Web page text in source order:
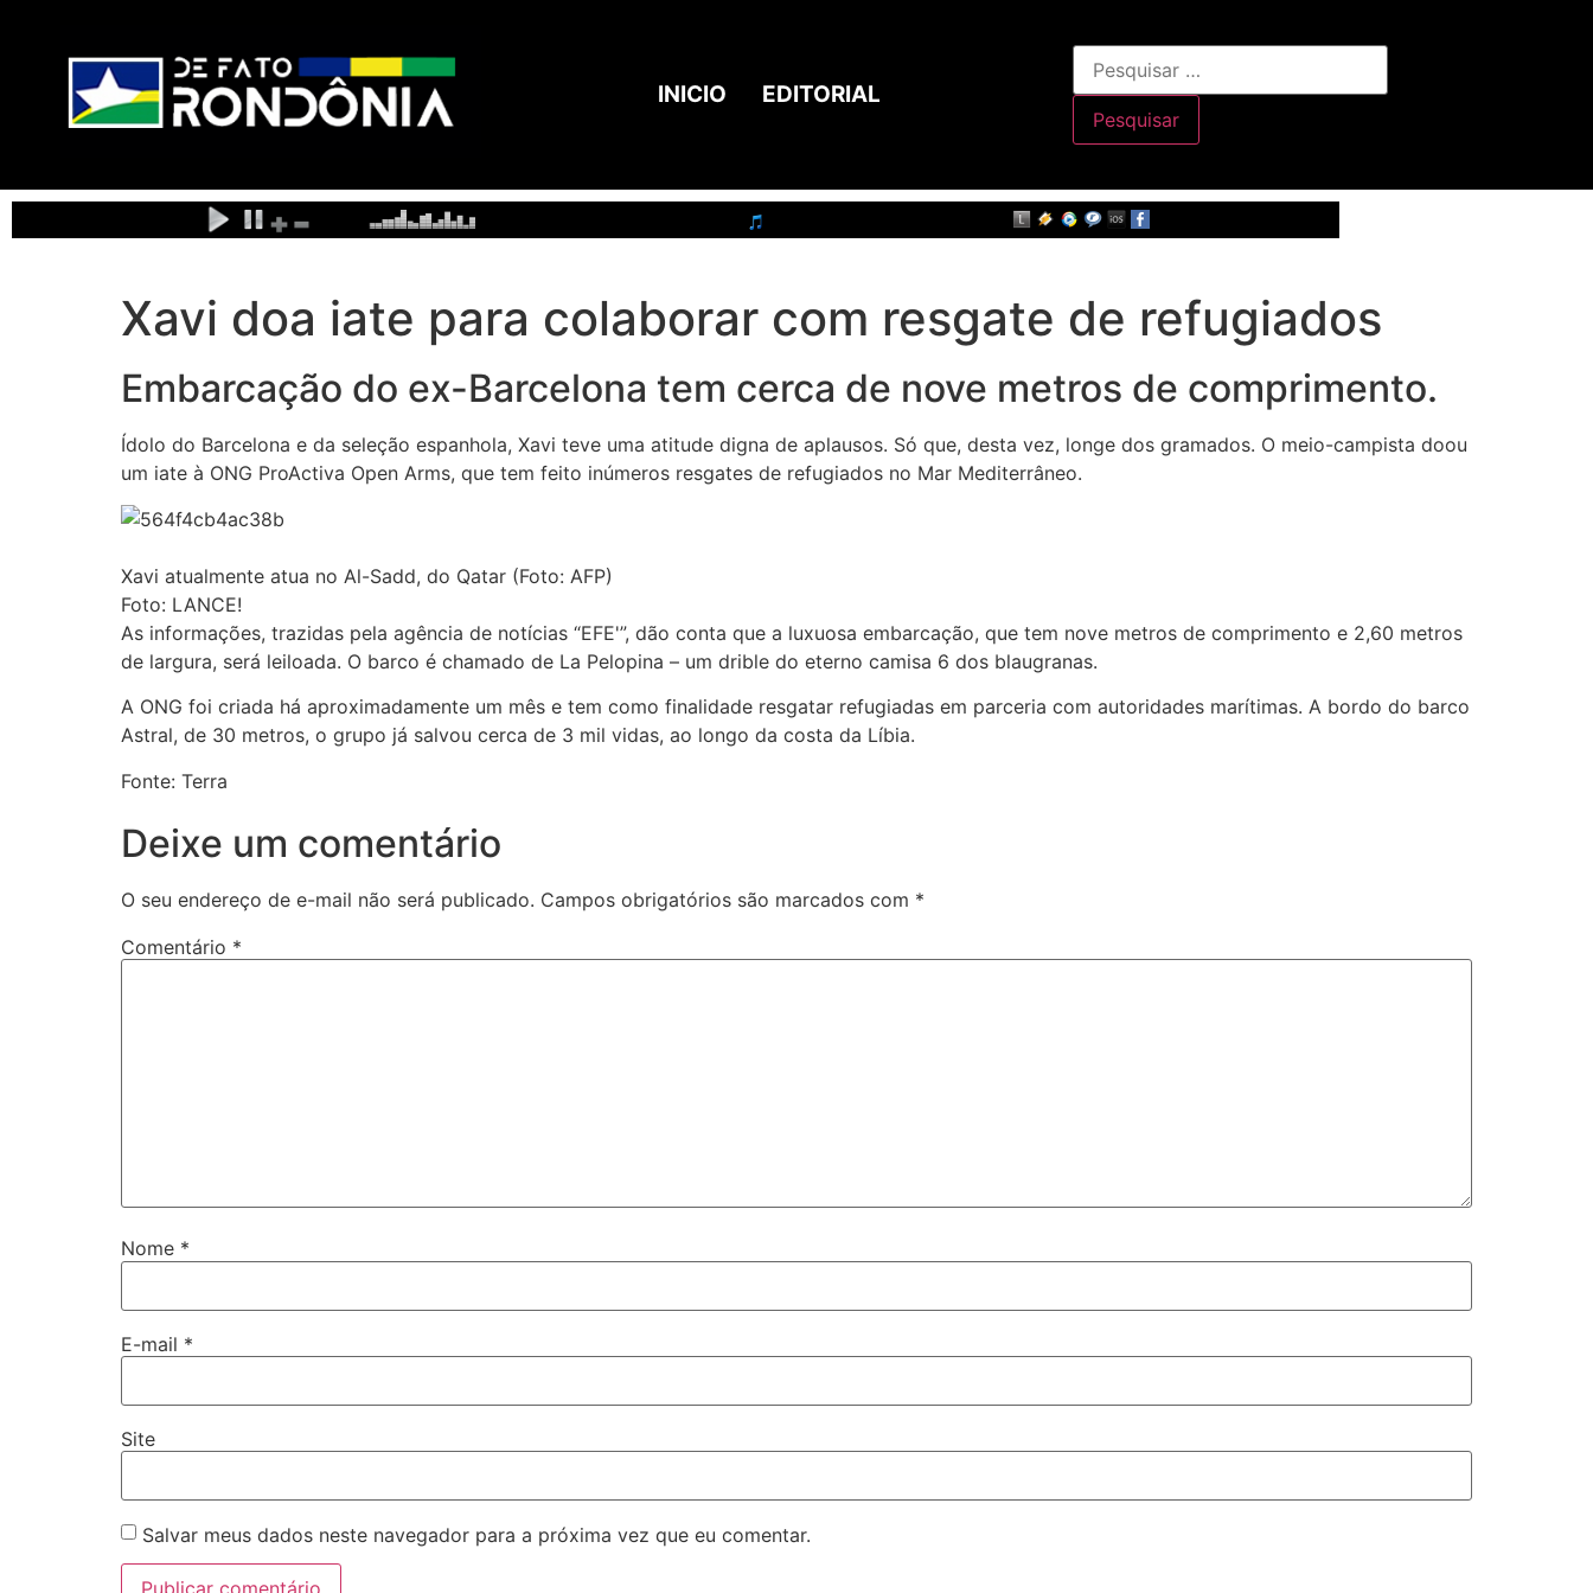
INICIO EDITORIAL
Xavi doa iate para colaborar com resgate de refugiados
Embarcação do ex-Barcelona tem cerca de nove metros de comprimento.
Ídolo do Barcelona e da seleção espanhola, Xavi teve uma atitude digna de aplausos. Só que, desta vez, longe dos gramados. O meio-campista doou
um iate à ONG ProActiva Open Arms, que tem feito inúmeros resgates de refugiados no Mar Mediterrâneo.
Xavi atualmente atua no Al-Sadd, do Qatar (Foto: AFP)
Foto: LANCE!
As informações, trazidas pela agência de notícias “EFE'”, dão conta que a luxuosa embarcação, que tem nove metros de comprimento e 2,60 metros
de largura, será leiloada. O barco é chamado de La Pelopina – um drible do eterno camisa 6 dos blaugranas.
A ONG foi criada há aproximadamente um mês e tem como finalidade resgatar refugiadas em parceria com autoridades marítimas. A bordo do barco
Astral, de 30 metros, o grupo já salvou cerca de 3 mil vidas, ao longo da costa da Líbia.
Fonte: Terra
Deixe um comentário
O seu endereço de e-mail não será publicado. Campos obrigatórios são marcados com *
Comentário *
Nome *
E-mail *
Site
Salvar meus dados neste navegador para a próxima vez que eu comentar.